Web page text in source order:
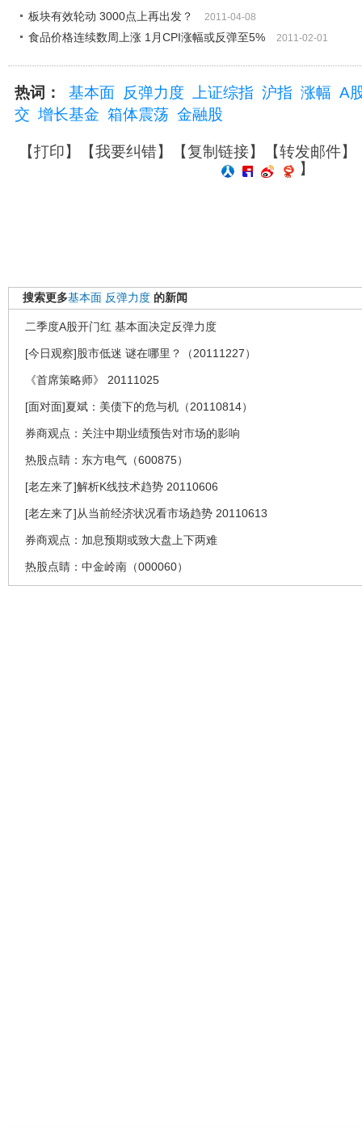
板块有效轮动 3000点上再出发？
2011-04-08
食品价格连续数周上涨 1月CPI涨幅或反弹至5% 2011-02-01
热词： 基本面 反弹力度 上证综指 沪指 涨幅 A
交 增长基金 箱体震荡 金融股
【打印】【我要纠错】【复制链接】【转发邮件】
】
搜索更多基本面 反弹力度 的新闻
二季度A股开门红 基本面决定反弹力度
[今日观察]股市低迷 谜在哪里？（20111227）
《首席策略师》 20111025
[面对面]夏斌：美债下的危与机（20110814）
券商观点：关注中期业绩预告对市场的影响
热股点睛：东方电气（600875）
[老左来了]解析K线技术趋势 20110606
[老左来了]从当前经济状况看市场趋势 20110613
券商观点：加息预期或致大盘上下两难
热股点睛：中金岭南（000060）